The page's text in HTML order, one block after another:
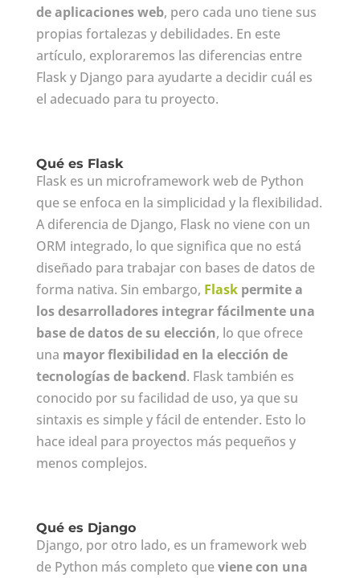
de aplicaciones web, pero cada uno tiene sus
propias fortalezas y debilidades. En este
artículo, exploraremos las diferencias entre
Flask y Django para ayudarte a decidir cuál es
el adecuado para tu proyecto.
Qué es Flask
Flask es un microframework web de Python
que se enfoca en la simplicidad y la flexibilidad.
A diferencia de Django, Flask no viene con un
ORM integrado, lo que significa que no está
diseñado para trabajar con bases de datos de
forma nativa. Sin embargo, Flaskpermite a
los desarrolladores integrar fácilmente una
base de datos de su elección, lo que ofrece
una mayor flexibilidad en la elección de
tecnologías de backend. Flask también es
conocido por su facilidad de uso, ya que su
sintaxis es simple y fácil de entender. Esto lo
hace ideal para proyectos más pequeños y
menos complejos.
Qué es Django
Django, por otro lado, es un framework web
de Python más completo queviene con una